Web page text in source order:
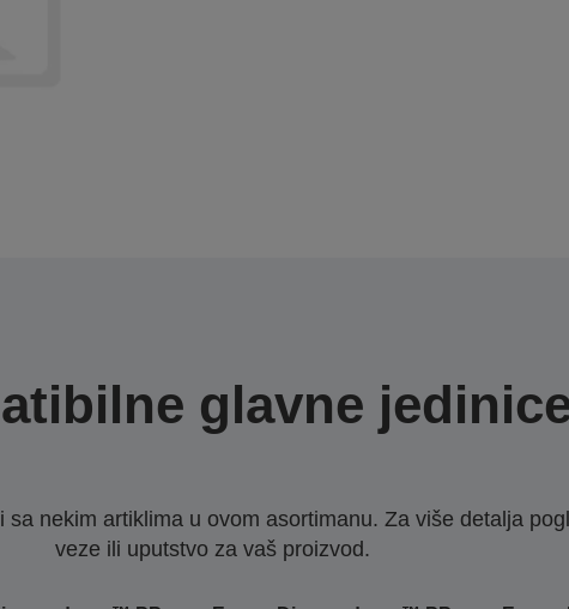
glavne
nekim artiklima u ovom asortimanu. Za više detalja
veze ili uputstvo za vaš proizvod.